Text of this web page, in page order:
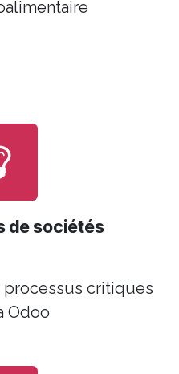
de sociétés
critiques
Odoo